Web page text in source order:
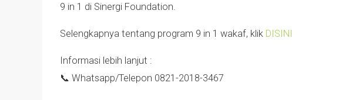
9 in 1 di Sinergi Foundation.
Selengkapnya tentang program 9 in 1 wakaf, klik DISINI
Informasi lebih lanjut :
📞 Whatsapp/Telepon 0821-2018-3467